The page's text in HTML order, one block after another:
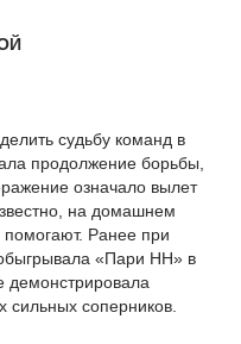
судьбу команд в
продолжение борьбы,
означало вылет
на домашнем
Ранее при
«Пари НН» в
демонстрировала
сильных соперников.